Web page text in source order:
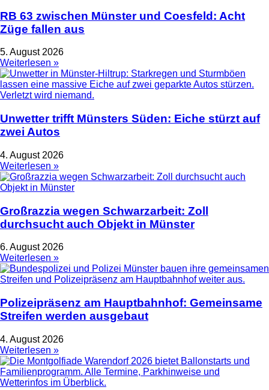
RB 63 zwischen Münster und Coesfeld: Acht
Züge fallen aus
5. August 2026
Weiterlesen »
Unwetter trifft Münsters Süden: Eiche stürzt auf
zwei Autos
4. August 2026
Weiterlesen »
Großrazzia wegen Schwarzarbeit: Zoll
durchsucht auch Objekt in Münster
6. August 2026
Weiterlesen »
Polizeipräsenz am Hauptbahnhof: Gemeinsame
Streifen werden ausgebaut
4. August 2026
Weiterlesen »